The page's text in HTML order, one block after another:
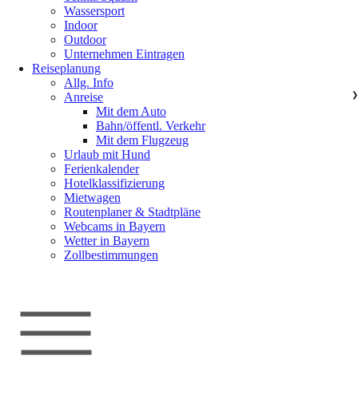
Wassersport
Indoor
Outdoor
Unternehmen Eintragen
Reiseplanung
Allg. Info
Anreise
❯
Mit dem Auto
Bahn/öffentl. Verkehr
Mit dem Flugzeug
Urlaub mit Hund
Ferienkalender
Hotelklassifizierung
Mietwagen
Routenplaner & Stadtpläne
Webcams in Bayern
Wetter in Bayern
Zollbestimmungen